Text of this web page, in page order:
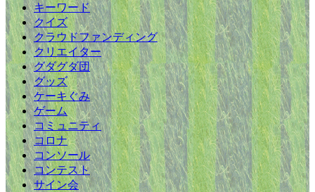
キーワード
クイズ
クラウドファンディング
クリエイター
グダグダ団
グッズ
ケーキぐみ
ゲーム
コミュニティ
コロナ
コンソール
コンテスト
サイン会